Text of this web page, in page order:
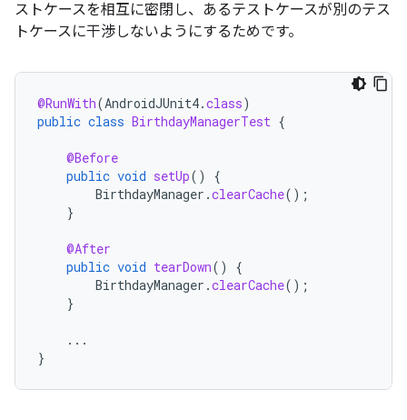
ストケースを相互に密閉し、あるテストケースが別のテス
トケースに干渉しないようにするためです。
@RunWith(AndroidJUnit4.class)
public class BirthdayManagerTest {
@Before
public void setUp()
{
BirthdayManager .clearCache();
}
@After
public void tearDown()
{
BirthdayManager .clearCache();
}
...
}